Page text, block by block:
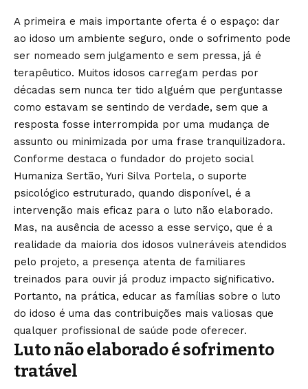
A primeira e mais importante oferta é o espaço: dar
ao idoso um ambiente seguro, onde o sofrimento pode
ser nomeado sem julgamento e sem pressa, já é
terapêutico. Muitos idosos carregam perdas por
décadas sem nunca ter tido alguém que perguntasse
como estavam se sentindo de verdade, sem que a
resposta fosse interrompida por uma mudança de
assunto ou minimizada por uma frase tranquilizadora.
Conforme destaca o fundador do projeto social
Humaniza Sertão, Yuri Silva Portela, o suporte
psicológico estruturado, quando disponível, é a
intervenção mais eficaz para o luto não elaborado.
Mas, na ausência de acesso a esse serviço, que é a
realidade da maioria dos idosos vulneráveis atendidos
pelo projeto, a presença atenta de familiares
treinados para ouvir já produz impacto significativo.
Portanto, na prática, educar as famílias sobre o luto
do idoso é uma das contribuições mais valiosas que
qualquer profissional de saúde pode oferecer.
Luto não elaborado é sofrimento
tratável